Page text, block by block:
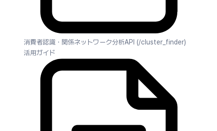
消費者認識・関係ネットワーク分析API (/cluster_finder)
活用ガイド